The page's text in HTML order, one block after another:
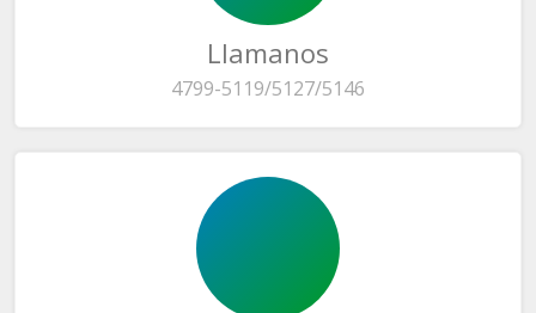
Llamanos
4799-5119/5127/5146